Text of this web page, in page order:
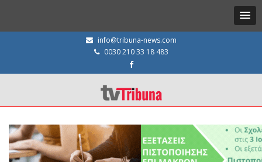
info@tribuna-news.com
0030 210 33 18 483